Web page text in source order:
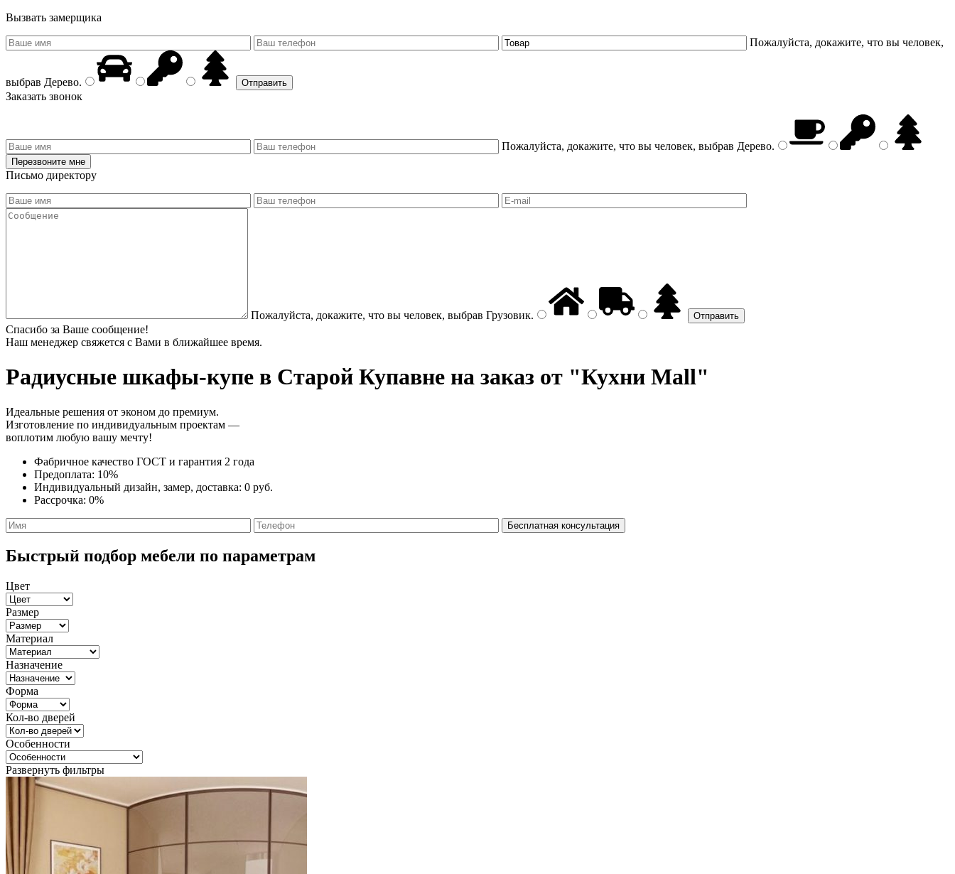
Вызвать замерщика
Пожалуйста, докажите, что вы человек,
выбрав Дерево.
Заказать звонок
Пожалуйста, докажите, что вы человек, выбрав Дерево.
Письмо директору
Пожалуйста, докажите, что вы человек, выбрав Грузовик.
Спасибо за Ваше сообщение!
Наш менеджер свяжется с Вами в ближайшее время.
Радиусные шкафы-купе в Старой Купавне на заказ от "Кухни Mall"
Идеальные решения от эконом до премиум.
Изготовление по индивидуальным проектам —
воплотим любую вашу мечту!
Фабричное качество ГОСТ и гарантия 2 года
Предоплата: 10%
Индивидуальный дизайн, замер, доставка: 0 руб.
Рассрочка: 0%
Быстрый подбор мебели по параметрам
Цвет
Размер
Материал
Назначение
Форма
Кол-во дверей
Особенности
Развернуть фильтры